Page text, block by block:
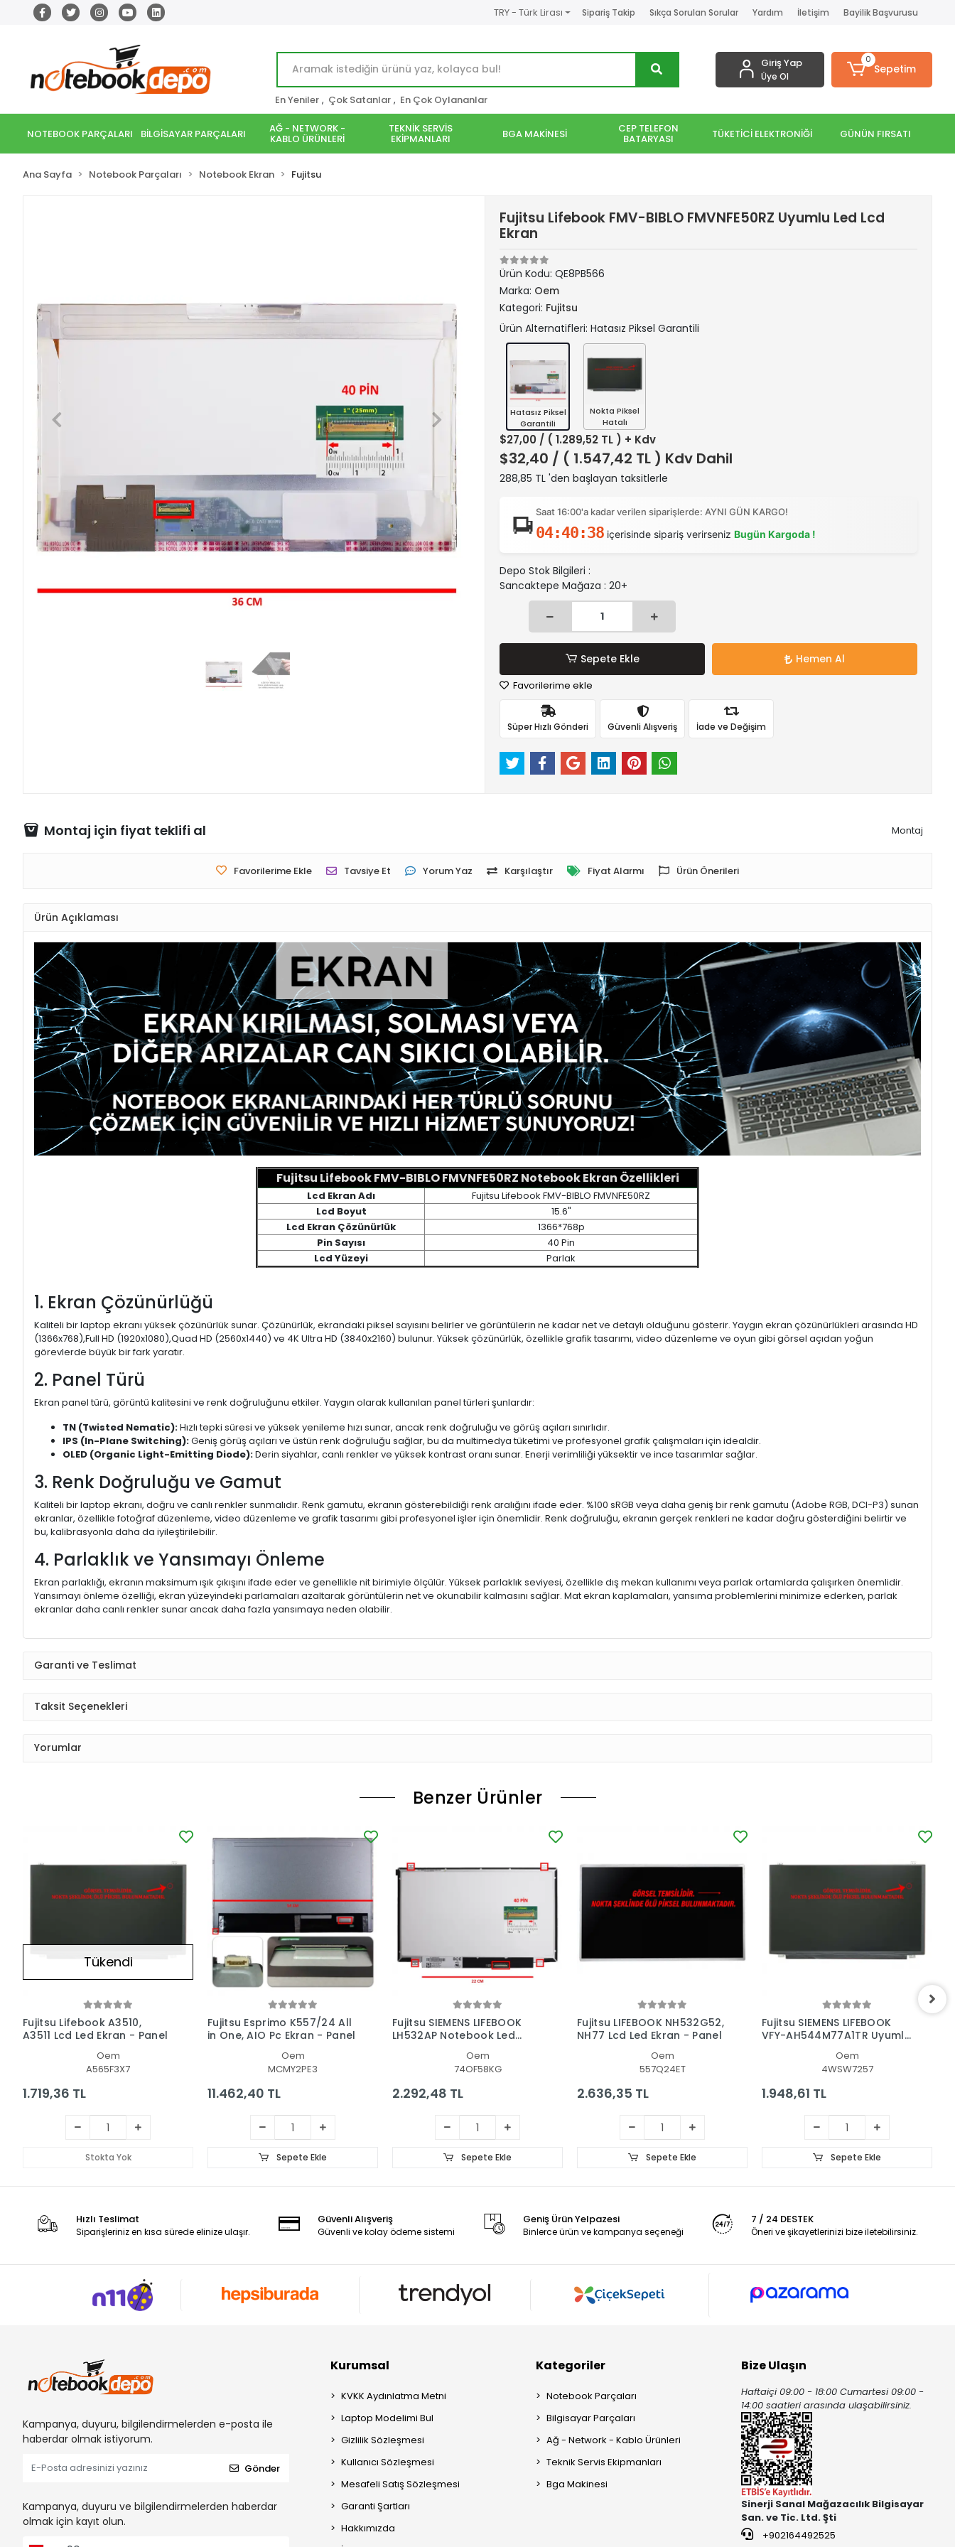
TRY - Türk Lirası Sipariş Takip Sıkça Sorulan Sorular Yardım İletişim Bayilik Başvurusu
En Yeniler , Çok Satanlar , En Çok Oylananlar
Giriş Yap
Üye Ol
0
Sepetim
NOTEBOOK PARÇALARI BİLGİSAYAR PARÇALARI AĞ - NETWORK -
KABLO ÜRÜNLERİ
TEKNİK SERVİS
EKİPMANLARI BGA MAKİNESİ CEP TELEFON
BATARYASI TÜKETİCİ ELEKTRONİĞİ GÜNÜN FIRSATI
Ana Sayfa Notebook Parçaları Notebook Ekran Fujitsu
Fujitsu Lifebook FMV-BIBLO FMVNFE50RZ Uyumlu Led Lcd
Ekran
Ürün Kodu: QE8PB566
Marka: Oem
Kategori: Fujitsu
Ürün Alternatifleri: Hatasız Piksel Garantili
Hatasız Piksel
Garantili
Nokta Piksel
Hatalı
$27,00 / ( 1.289,52 TL ) + Kdv
$32,40 / ( 1.547,42 TL ) Kdv Dahil
288,85 TL 'den başlayan taksitlerle
Saat 16:00'a kadar verilen siparişlerde: AYNI GÜN KARGO!
04:40:37 içerisinde sipariş verirseniz Bugün Kargoda !
Depo Stok Bilgileri :
Sancaktepe Mağaza : 20+
Sepete Ekle Hemen Al
Favorilerime ekle
Süper Hızlı Gönderi Güvenli Alışveriş İade ve Değişim
Montaj için fiyat teklifi al Montaj
Favorilerime Ekle Tavsiye Et Yorum Yaz Karşılaştır Fiyat Alarmı Ürün Önerileri
Ürün Açıklaması
Fujitsu Lifebook FMV-BIBLO FMVNFE50RZ Notebook Ekran Özellikleri
Lcd Ekran Adı
Fujitsu Lifebook FMV-BIBLO FMVNFE50RZ
Lcd Boyut
15.6"
Lcd Ekran Çözünürlük
1366*768p
Pin Sayısı
40 Pin
Lcd Yüzeyi
Parlak
1. Ekran Çözünürlüğü
Kaliteli bir laptop ekranı yüksek çözünürlük sunar. Çözünürlük, ekrandaki piksel sayısını belirler ve görüntülerin ne kadar net ve detaylı olduğunu gösterir. Yaygın ekran çözünürlükleri arasında HD
(1366x768),Full HD (1920x1080),Quad HD (2560x1440) ve 4K Ultra HD (3840x2160) bulunur. Yüksek çözünürlük, özellikle grafik tasarımı, video düzenleme ve oyun gibi görsel açıdan yoğun
görevlerde büyük bir fark yaratır.
2. Panel Türü
Ekran panel türü, görüntü kalitesini ve renk doğruluğunu etkiler. Yaygın olarak kullanılan panel türleri şunlardır:
TN (Twisted Nematic):Hızlı tepki süresi ve yüksek yenileme hızı sunar, ancak renk doğruluğu ve görüş açıları sınırlıdır.
IPS (In-Plane Switching):Geniş görüş açıları ve üstün renk doğruluğu sağlar, bu da multimedya tüketimi ve profesyonel grafik çalışmaları için idealdir.
OLED (Organic Light-Emitting Diode):Derin siyahlar, canlı renkler ve yüksek kontrast oranı sunar. Enerji verimliliği yüksektir ve ince tasarımlar sağlar.
3. Renk Doğruluğu ve Gamut
Kaliteli bir laptop ekranı, doğru ve canlı renkler sunmalıdır. Renk gamutu, ekranın gösterebildiği renk aralığını ifade eder. %100 sRGB veya daha geniş bir renk gamutu (Adobe RGB, DCI-P3) sunan
ekranlar, özellikle fotoğraf düzenleme, video düzenleme ve grafik tasarımı gibi profesyonel işler için önemlidir. Renk doğruluğu, ekranın gerçek renkleri ne kadar doğru gösterdiğini belirtir ve
bu, kalibrasyonla daha da iyileştirilebilir.
4. Parlaklık ve Yansımayı Önleme
Ekran parlaklığı, ekranın maksimum ışık çıkışını ifade eder ve genellikle nit birimiyle ölçülür. Yüksek parlaklık seviyesi, özellikle dış mekan kullanımı veya parlak ortamlarda çalışırken önemlidir.
Yansımayı önleme özelliği, ekran yüzeyindeki parlamaları azaltarak görüntülerin net ve okunabilir kalmasını sağlar. Mat ekran kaplamaları, yansıma problemlerini minimize ederken, parlak
ekranlar daha canlı renkler sunar ancak daha fazla yansımaya neden olabilir.
Garanti ve Teslimat
Taksit Seçenekleri
Yorumlar
Benzer Ürünler
Tükendi
Fujitsu Lifebook A3510,
A3511 Lcd Led Ekran - Panel
Oem
A565F3X7
1.719,36 TL
Stokta Yok
Fujitsu Esprimo K557/24 All
in One, AIO Pc Ekran - Panel
Oem
MCMY2PE3
11.462,40 TL
Sepete Ekle
Fujitsu SIEMENS LIFEBOOK
LH532AP Notebook Led
Oem
74OF58KG
2.292,48 TL
Sepete Ekle
Fujitsu LIFEBOOK NH532G52,
NH77 Lcd Led Ekran - Panel
Oem
557Q24ET
2.636,35 TL
Sepete Ekle
Fujitsu SIEMENS LIFEBOOK
VFY-AH544M77A1TR Uyumlu
Oem
4WSW7257
1.948,61 TL
Sepete Ekle
Hızlı Teslimat
Siparişleriniz en kısa sürede elinize ulaşır.
Güvenli Alışveriş
Güvenli ve kolay ödeme sistemi
Geniş Ürün Yelpazesi
Binlerce ürün ve kampanya seçeneği
7 / 24 DESTEK
Öneri ve şikayetlerinizi bize iletebilirsiniz.
Kampanya, duyuru, bilgilendirmelerden e-posta ile
haberdar olmak istiyorum.
Gönder
Kampanya, duyuru ve bilgilendirmelerden haberdar
olmak için kayıt olun.
Kurumsal
KVKK Aydınlatma Metni
Laptop Modelimi Bul
Gizlilik Sözleşmesi
Kullanıcı Sözleşmesi
Mesafeli Satış Sözleşmesi
Garanti Şartları
Hakkımızda
Kategoriler
Notebook Parçaları
Bilgisayar Parçaları
Ağ - Network - Kablo Ürünleri
Teknik Servis Ekipmanları
Bga Makinesi
Bize Ulaşın
Haftaiçi 09:00 - 18:00 Cumartesi 09:00 -
14:00 saatleri arasında ulaşabilirsiniz.
Sinerji Sanal Mağazacılık Bilgisayar
San. ve Tic. Ltd. Şti
+902164492525